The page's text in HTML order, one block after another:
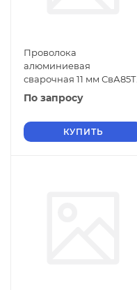
Проволока
алюминиевая
сварочная 11 мм СвА85Т
ГОСТ 7871-2019
По запросу
КУПИТЬ